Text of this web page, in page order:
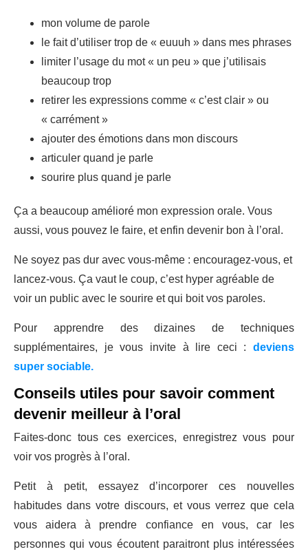
mon volume de parole
le fait d’utiliser trop de « euuuh » dans mes phrases
limiter l’usage du mot « un peu » que j’utilisais
beaucoup trop
retirer les expressions comme « c’est clair » ou
« carrément »
ajouter des émotions dans mon discours
articuler quand je parle
sourire plus quand je parle
Ça a beaucoup amélioré mon expression orale. Vous
aussi, vous pouvez le faire, et enfin devenir bon à l’oral.
Ne soyez pas dur avec vous-même : encouragez-vous, et
lancez-vous. Ça vaut le coup, c’est hyper agréable de
voir un public avec le sourire et qui boit vos paroles.
Pour apprendre des dizaines de techniques
supplémentaires, je vous invite à lire ceci : deviens
super sociable.
Conseils utiles pour savoir comment
devenir meilleur à l’oral
Faites-donc tous ces exercices, enregistrez vous pour
voir vos progrès à l’oral.
Petit à petit, essayez d’incorporer ces nouvelles
habitudes dans votre discours, et vous verrez que cela
vous aidera à prendre confiance en vous, car les
personnes qui vous écoutent paraitront plus intéressées